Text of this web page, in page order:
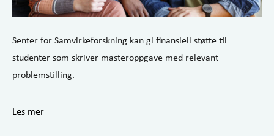
Senter for Samvirkeforskning kan gi finansiell støtte til
studenter som skriver masteroppgave med relevant
problemstilling.
Les mer